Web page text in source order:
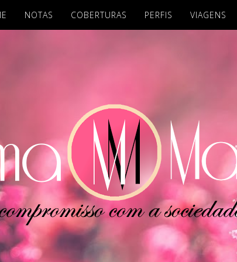
NOTAS COBERTURAS PERFIS VIAGENS